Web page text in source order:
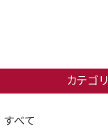
カテゴリ
すべて